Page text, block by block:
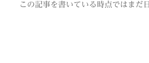
この記事を書いている時点ではまだ